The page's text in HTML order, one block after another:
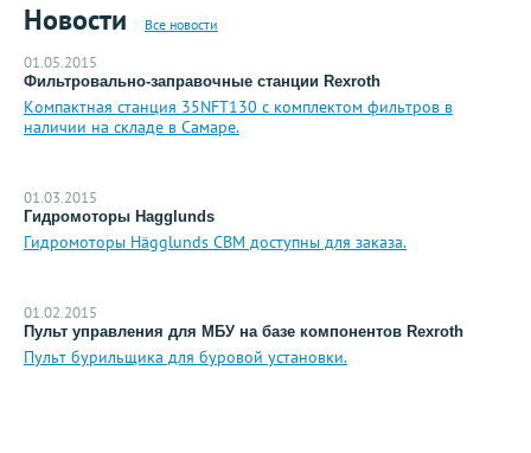
Новости Все новости
01.05.2015
Фильтровально-заправочные станции Rexroth
Компактная станция 35NFT130 с комплектом фильтров в
наличии на складе в Самаре.
01.03.2015
Гидромоторы Hagglunds
Гидромоторы Hägglunds CBM доступны для заказа.
01.02.2015
Пульт управления для МБУ на базе компонентов Rexroth
Пульт бурильщика для буровой установки.